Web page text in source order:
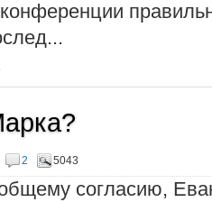
2 5043
согласию,